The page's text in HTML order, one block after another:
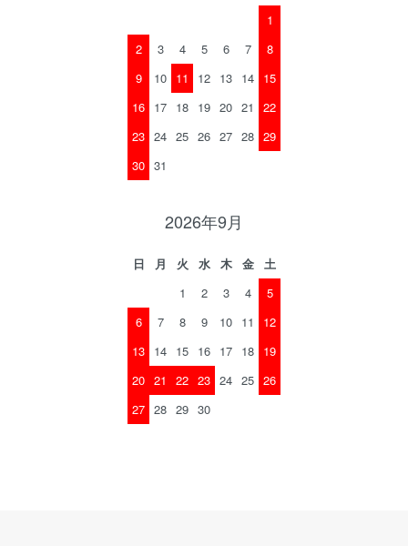
1
2
3 4 5 6 7
8
9
10 11 12 13 14 15
16 17 18 19 20 21
22
23 24 25 26 27 28 29
30 31
2026年9月
日 月 火 水 木 金
土
1
2 3 4
5
6
7 8 9 10 11
12
13 14 15 16 17 18 19
20 21 22 23 24 25 26
27 28 29 30